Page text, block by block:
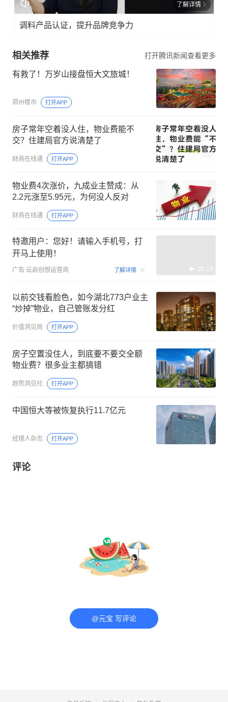
了解详情
调料产品认证，提升品牌竞争力
相关推荐 打开腾讯新闻查看更多
有救了！万岁山接盘恒大文旅城！
郑州楼市 打开APP
房子常年空着没人住，物业费能不
交？住建局官方说清楚了
财商在线通 打开APP
物业费4次涨价，九成业主赞成：从
2.2元涨至5.95元，为何没人反对
财商在线通 打开APP
特邀用户：您好！请输入手机号，打
开马上使用！
广告 云启创想运营商 了解详情 00:15
以前交钱看脸色，如今湖北773户业主
“炒掉”物业，自己管账发分红
价值洞见局 打开APP
房子空置没住人，到底要不要交全额
物业费？很多业主都搞错
趋势洞见社 打开APP
中国恒大等被恢复执行11.7亿元
经理人杂志 打开APP
评论
@元宝 写评论